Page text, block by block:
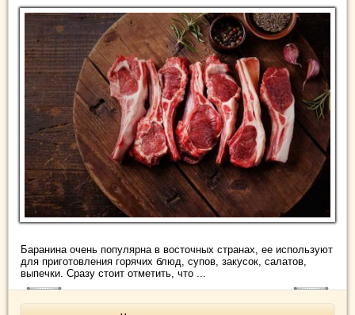
Баранина очень популярна в восточных странах, ее используют
для приготовления горячих блюд, супов, закусок, салатов,
выпечки. Сразу стоит отметить, что ...